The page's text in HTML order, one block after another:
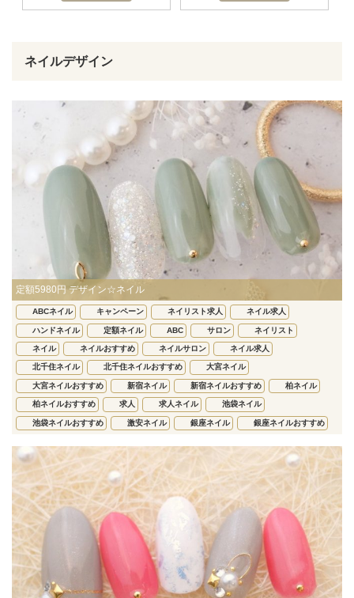
ネイルデザイン
定額5980円 デザイン☆ネイル
ABCネイル キャンペーン ネイリスト求人 ネイル求人
ハンドネイル 定額ネイル ABC サロン ネイリスト
ネイル ネイルおすすめ ネイルサロン ネイル求人
北千住ネイル 北千住ネイルおすすめ 大宮ネイル
大宮ネイルおすすめ 新宿ネイル 新宿ネイルおすすめ 柏ネイル
柏ネイルおすすめ 求人 求人ネイル 池袋ネイル
池袋ネイルおすすめ 激安ネイル 銀座ネイル 銀座ネイルおすすめ